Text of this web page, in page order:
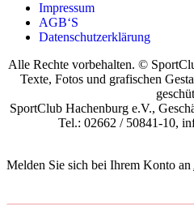
Impres­sum
AGB‘S
Daten­schutz­er­klä­rung
Alle Rechte vorbehalten. ©
Texte, Fotos und grafischen
SportClub Hachenburg e.V.,
Tel.: 02662 / 50841-10,
Melden Sie sich bei Ihrem Konto an